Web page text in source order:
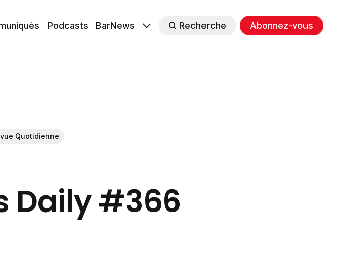
Podcasts BarNews Recherche Abonnez-vous
Quotidienne
Daily #366